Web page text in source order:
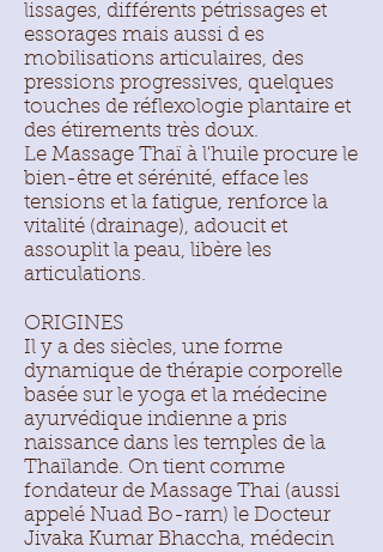
lissages, différents pétrissages et
essorages mais aussi d es
mobilisations articulaires, des
pressions progressives, quelques
touches de réflexologie plantaire et
des étirements très doux.
Le Massage Thaï à l'huile procure le
bien-être et sérénité, efface les
tensions et la fatigue, renforce la
vitalité (drainage), adoucit et
assouplit la peau, libère les
articulations.
ORIGINES
Il y a des siècles, une forme
dynamique de thérapie corporelle
basée sur le yoga et la médecine
ayurvédique indienne a pris
naissance dans les temples de la
Thaïlande. On tient comme
fondateur de Massage Thai (aussi
appelé Nuad Bo-rarn) le Docteur
Jivaka Kumar Bhaccha, médecin